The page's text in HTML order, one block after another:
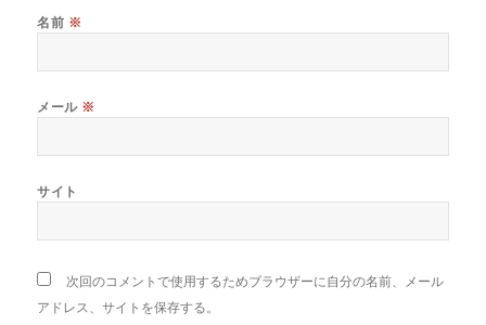
名前 ※
メール ※
サイト
次回のコメントで使用するためブラウザーに自分の名前、メール
アドレス、サイトを保存する。